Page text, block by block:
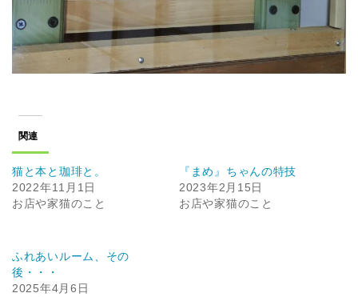
関連
猫と本と珈琲と。
2022年11月1日
お店や家猫のこと
『まめ』ちゃんの特技
2023年2月15日
お店や家猫のこと
ふれあいルーム、その
後・・・
2025年4月6日